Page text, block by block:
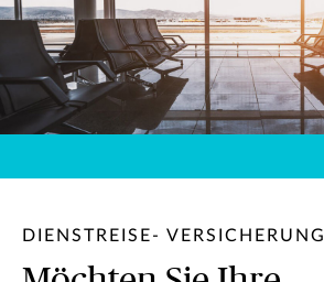
DIENSTREISE- VERSICHERUNG